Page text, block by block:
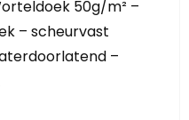
50g/m² –
– scheurvast
–